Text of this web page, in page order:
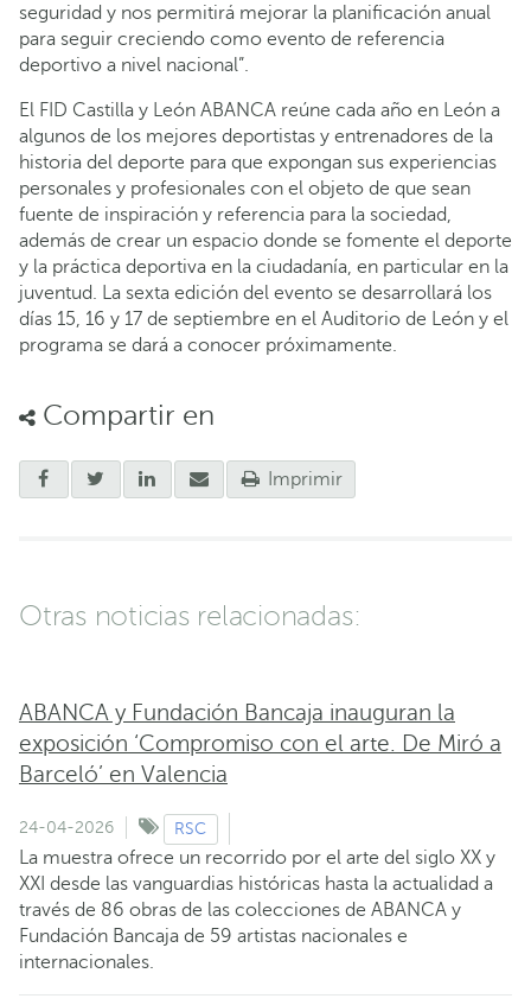
seguridad y nos permitirá mejorar la planificación anual
para seguir creciendo como evento de referencia
deportivo a nivel nacional”.
El FID Castilla y León ABANCA reúne cada año en León a
algunos de los mejores deportistas y entrenadores de la
historia del deporte para que expongan sus experiencias
personales y profesionales con el objeto de que sean
fuente de inspiración y referencia para la sociedad,
además de crear un espacio donde se fomente el deporte
y la práctica deportiva en la ciudadanía, en particular en la
juventud. La sexta edición del evento se desarrollará los
días 15, 16 y 17 de septiembre en el Auditorio de León y el
programa se dará a conocer próximamente.
Compartir en
Imprimir
Otras noticias relacionadas:
ABANCA y Fundación Bancaja inauguran la
exposición ‘Compromiso con el arte. De Miró a
Barceló’ en Valencia
24-04-2026 RSC
La muestra ofrece un recorrido por el arte del siglo XX y
XXI desde las vanguardias históricas hasta la actualidad a
través de 86 obras de las colecciones de ABANCA y
Fundación Bancaja de 59 artistas nacionales e
internacionales.